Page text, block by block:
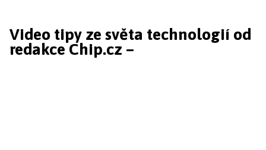
Video tipy ze světa technologií od
redakce Chip.cz –